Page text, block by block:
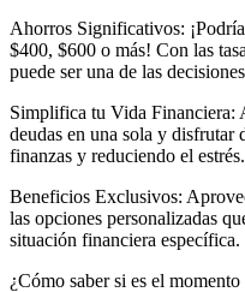
Ahorros Significativos:
$400, $600 o más! Con las
puede ser una de las
Simplifica tu Vida Financiera:
deudas en una sola y disfrutar
finanzas y reduciendo el estrés.
Beneficios Exclusivos:
las opciones personalizadas
situación financiera específica.
¿Cómo saber si es el